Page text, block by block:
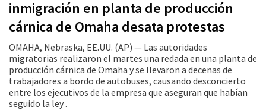
inmigración en planta de producción
cárnica de Omaha desata protestas
OMAHA, Nebraska, EE.UU. (AP) — Las autoridades
migratorias realizaron el martes una redada en una planta de
producción cárnica de Omaha y se llevaron a decenas de
trabajadores a bordo de autobuses, causando desconcierto
entre los ejecutivos de la empresa que aseguran que habían
seguido la ley .